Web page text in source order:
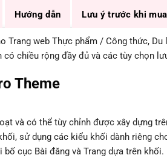
Hướng dẫn Lưu ý trước khi mua
Trang web Thực phẩm / Công thức,
chiều rộng đầy đủ và các tùy chọn
Theme
và có thể tùy chỉnh được xây dựng
sử dụng các kiểu khối dành riêng
cục Bài đăng và Trang dựa trên khối.